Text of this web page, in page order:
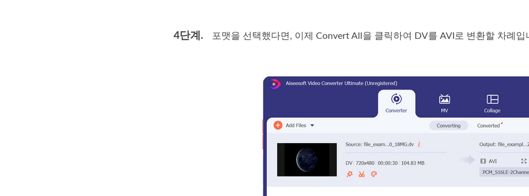
4단계. 포맷을 선택했다면, 이제 Convert All을 클릭하여 DV를 AVI로 변환할 차례입